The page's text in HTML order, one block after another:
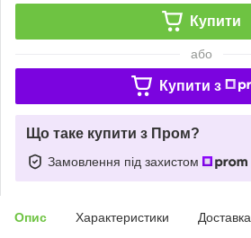
Купити
або
Купити з
Що таке купити з Пром?
Замовлення під захистом
Опис Характеристики Доставка